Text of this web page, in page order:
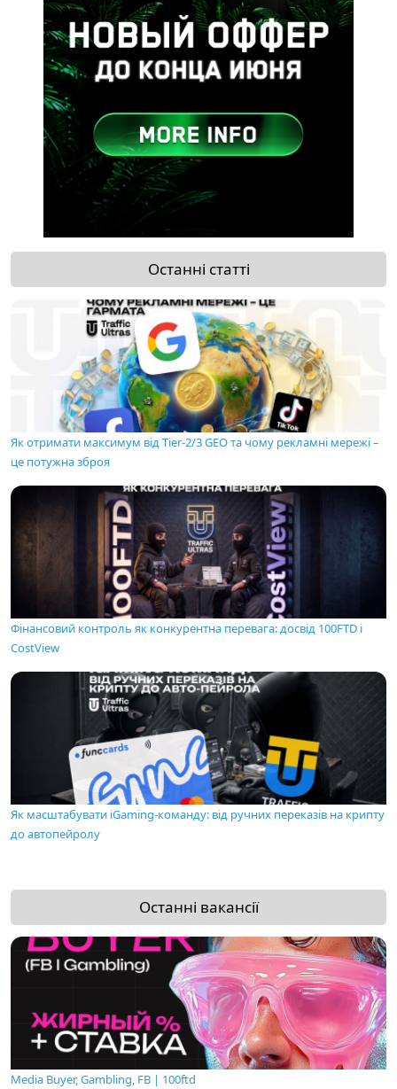
Останні статті
Як отримати максимум від Tier-2/3 GEO та чому рекламні мережі –
це потужна зброя
Фінансовий контроль як конкурентна перевага: досвід 100FTD і
CostView
Як масштабувати iGaming-команду: від ручних переказів на крипту
до автопейролу
Останні вакансії
Media Buyer, Gambling, FB | 100ftd